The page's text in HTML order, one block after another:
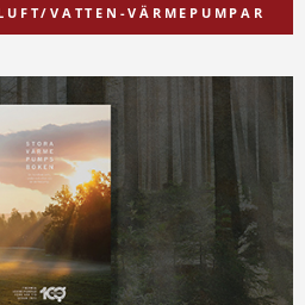
VATTEN-VÄRMEPUMPAR